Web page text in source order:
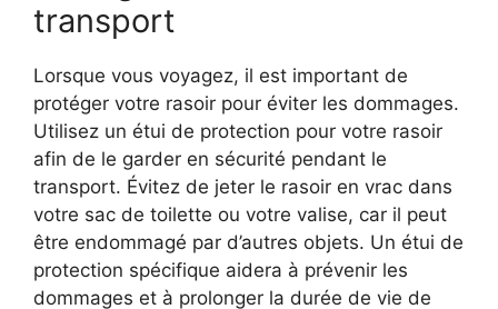
transport
Lorsque vous voyagez, il est important de
protéger votre rasoir pour éviter les dommages.
Utilisez un étui de protection pour votre rasoir
afin de le garder en sécurité pendant le
transport. Évitez de jeter le rasoir en vrac dans
votre sac de toilette ou votre valise, car il peut
être endommagé par d’autres objets. Un étui de
protection spécifique aidera à prévenir les
dommages et à prolonger la durée de vie de